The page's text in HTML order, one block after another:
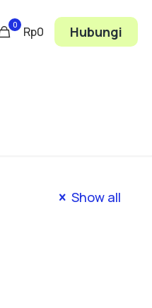
0 Rp0 Hubungi
Show all